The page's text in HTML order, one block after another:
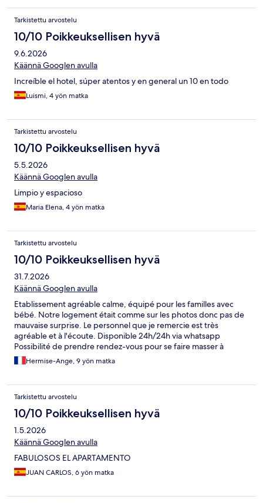
Tarkistettu arvostelu
10/10 Poikkeuksellisen hyvä
9.6.2026
Käännä Googlen avulla
Increíble el hotel, súper atentos y en general un 10 en todo
Luismi, 4 yön matka
Tarkistettu arvostelu
10/10 Poikkeuksellisen hyvä
5.5.2026
Käännä Googlen avulla
Limpio y espacioso
Maria Elena, 4 yön matka
Tarkistettu arvostelu
10/10 Poikkeuksellisen hyvä
31.7.2026
Käännä Googlen avulla
Etablissement agréable calme, équipé pour les familles avec
bébé. Notre logement était comme sur les photos donc pas de
mauvaise surprise. Le personnel que je remercie est très
agréable et à l'écoute. Disponible 24h/24h via whatsapp
Possibilité de prendre rendez-vous pour se faire masser à
l'appartement via un intermédiaire de l'hôtel.
Hermise-Ange, 9 yön matka
Tarkistettu arvostelu
10/10 Poikkeuksellisen hyvä
1.5.2026
Käännä Googlen avulla
FABULOSOS EL APARTAMENTO
JUAN CARLOS, 6 yön matka